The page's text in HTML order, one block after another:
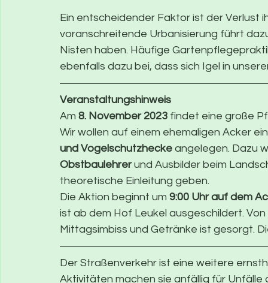
Ein entscheidender Faktor ist der Verlust
voranschreitende Urbanisierung führt
Nisten haben. Häufige
ebenfalls dazu bei, dass sich Igel in
Veranstaltungshinweis
Am 8. November 2023 findet eine große
Wir wollen auf einem ehemaligen Acker
und Vogelschutzhecke angelegen. Dazu
Obstbaulehrer und Ausbilder beim
theoretische Einleitung geben.
Die Aktion beginnt um 9:00 Uhr auf dem
ist ab dem Hof Leukel ausgeschildert.
Mittagsimbiss und Getränke ist gesorgt.
Der Straßenverkehr ist eine weitere
Aktivitäten machen sie anfällig für